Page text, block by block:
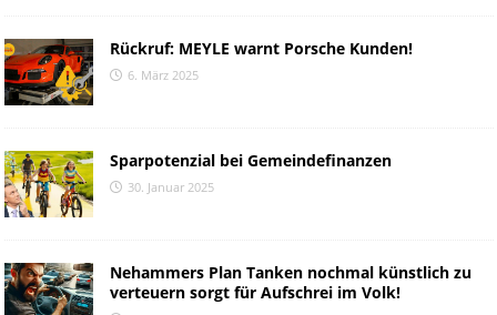
Rückruf: MEYLE warnt Porsche Kunden!
6. März 2025
Sparpotenzial bei Gemeindefinanzen
30. Januar 2025
Nehammers Plan Tanken nochmal künstlich zu
verteuern sorgt für Aufschrei im Volk!